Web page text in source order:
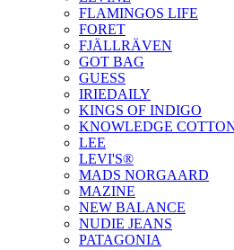
FLAMINGOS LIFE
FORET
FJÄLLRÄVEN
GOT BAG
GUESS
IRIEDAILY
KINGS OF INDIGO
KNOWLEDGE
LEE
LEVI'S®
MADS NORGAARD
MAZINE
NEW BALANCE
NUDIE JEANS
PATAGONIA